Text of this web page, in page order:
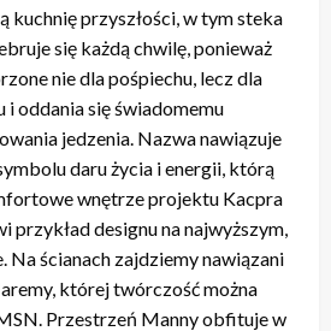
kuchnię przyszłości, w tym steka
się każdą chwilę, ponieważ
nie dla pośpiechu, lecz dla
oddania się świadomemu
jedzenia. Nazwa nawiązuje
daru życia i energii, którą
wnętrze projektu Kacpra
przykład designu na najwyższym,
ścianach zajdziemy nawiązani
której twórczość można
Przestrzeń Manny obfituje w